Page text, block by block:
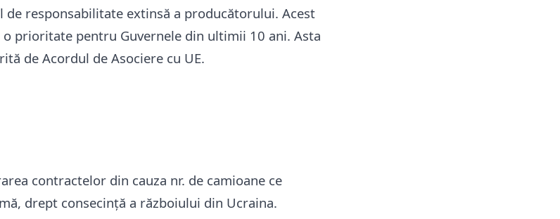
responsabilitate extinsă a producătorului. Acest
prioritate pentru Guvernele din ultimii 10 ani. Asta
de Acordul de Asociere cu UE.
contractelor din cauza nr. de camioane ce
drept consecință a războiului din Ucraina.